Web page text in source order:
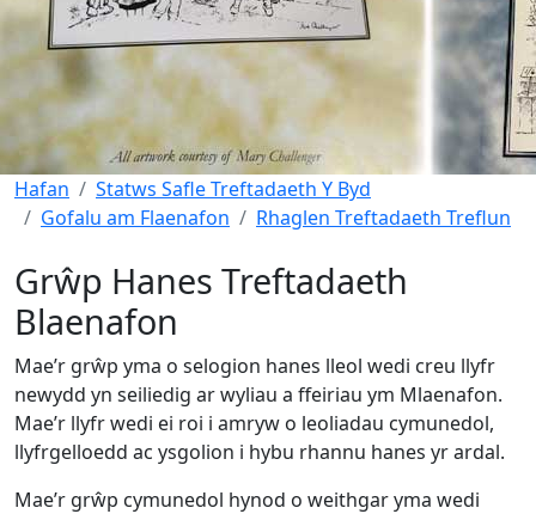
Hafan
Statws Safle Treftadaeth Y Byd
Gofalu am Flaenafon
Rhaglen Treftadaeth Treflun
Grŵp Hanes Treftadaeth
Blaenafon
Mae’r grŵp yma o selogion hanes lleol wedi creu llyfr
newydd yn seiliedig ar wyliau a ffeiriau ym Mlaenafon.
Mae’r llyfr wedi ei roi i amryw o leoliadau cymunedol,
llyfrgelloedd ac ysgolion i hybu rhannu hanes yr ardal.
Mae’r grŵp cymunedol hynod o weithgar yma wedi